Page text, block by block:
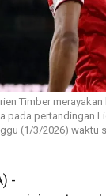
Timber
pada pertandingan
(1/3/2026) waktu
-